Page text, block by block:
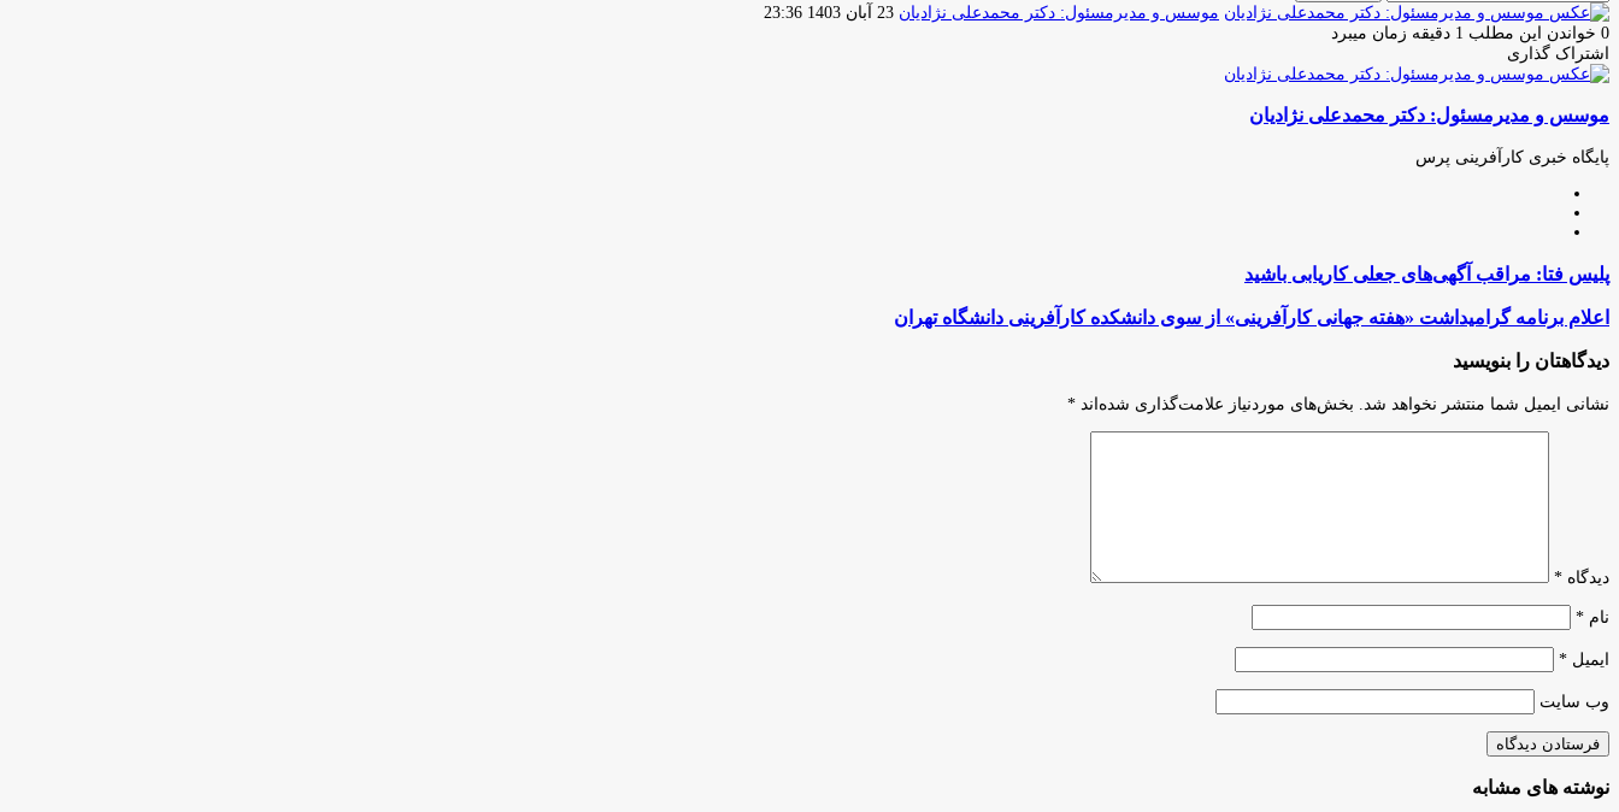
موسس و مدیرمسئول: دکتر محمدعلی نژادیان ارسال
23 آبان 1403 23:36
0 خواندن این مطلب 1 دقیقه زمان میبرد
اشتراک گذاری
فیس
توئیتر
لینکدین
واتس
تلگرام
اشتراک
از
ایمیل
چاپ
موسس و مدیرمسئول: دکتر محمدعلی نژادیان
پایگاه خبری کارآفرینی پرس
پلیس
فتا:
مراقب
آگهی‌های
جعلی
کاریابی
باشید
پلیس فتا: مراقب آگهی‌های جعلی کاریابی باشید
اعلام
گرامیداشت
جهانی
کارآفرینی»
اعلام برنامه گرامیداشت «هفته جهانی کارآفرینی» از سوی دانشکده کارآفرینی دانشگاه تهران
دیدگاهتان را بنویسید
نشانی ایمیل شما منتشر نخواهد شد. بخش‌های موردنیاز علامت‌گذاری شده‌اند *
دیدگاه *
نام *
ایمیل *
وب‌ سایت
نوشته های مشابه